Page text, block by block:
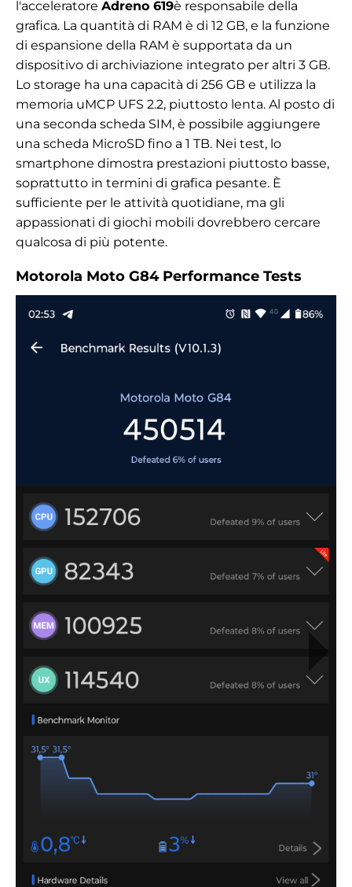
l'acceleratore Adreno 619è responsabile della
grafica. La quantità di RAM è di 12 GB, e la funzione
di espansione della RAM è supportata da un
dispositivo di archiviazione integrato per altri 3 GB.
Lo storage ha una capacità di 256 GB e utilizza la
memoria uMCP UFS 2.2, piuttosto lenta. Al posto di
una seconda scheda SIM, è possibile aggiungere
una scheda MicroSD fino a 1 TB. Nei test, lo
smartphone dimostra prestazioni piuttosto basse,
soprattutto in termini di grafica pesante. È
sufficiente per le attività quotidiane, ma gli
appassionati di giochi mobili dovrebbero cercare
qualcosa di più potente.
Motorola Moto G84 Performance Tests